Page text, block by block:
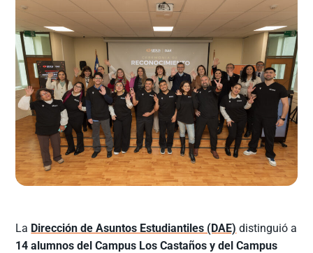
La Dirección de Asuntos Estudiantiles (DAE) distinguió a
14 alumnos del Campus Los Castaños y del Campus